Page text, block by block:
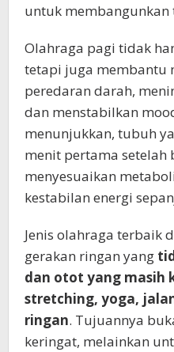
untuk
Olahraga pagi tidak
tetapi juga membantu
peredaran darah,
dan menstabilkan
menunjukkan, tubuh
menit pertama setelah
menyesuaikan
kestabilan energi
Jenis olahraga terbaik
gerakan ringan yang
dan otot yang masih
stretching, yoga,
ringan. Tujuannya
keringat, melainkan